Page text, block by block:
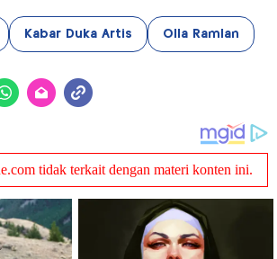
Kabar Duka Artis Olla Ramlan